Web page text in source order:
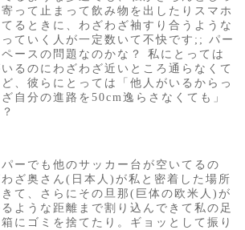
って止まって飲み物を出したりスマホ
るときに、わざわざ袖すり合うような
ていく人が一定数いて不快です;; パー
ースの問題なのかな？ 私にとっては
いるのにわざわざ近いところ通らなくて
、彼らにとっては「他人がいるからっ
自分の進路を50cm逸らさなくても」
ーでも他のサッカー台が空いてるの
ざ奥さん(日本人)が私と密着した場所
て、さらにその旦那(巨体の欧米人)が
ような距離まで割り込んできて私の足
にゴミを捨てたり。ギョッとして振り